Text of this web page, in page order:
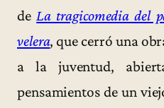
deLa tragicomedia del
velera, que cerró una
a la juventud,
pensamientos de un